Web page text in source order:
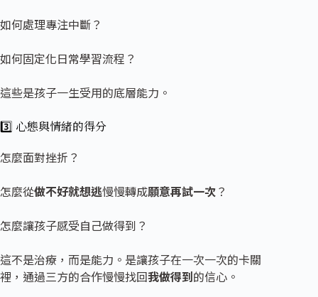
如何處理專注中斷？
如何固定化日常學習流程？
這些是孩子一生受用的底層能力。
3️⃣ 心態與情緒的得分
怎麼面對挫折？
怎麼從做不好就想逃慢慢轉成願意再試一次？
怎麼讓孩子感受自己做得到？
這不是治療，而是能力。是讓孩子在一次一次的卡關
裡，通過三方的合作慢慢找回我做得到的信心。